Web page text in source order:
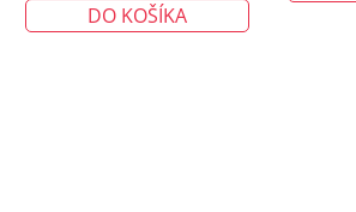
DO KOŠÍKA